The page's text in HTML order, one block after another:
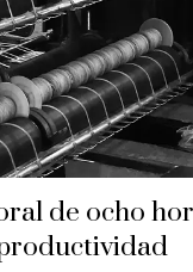
de ocho